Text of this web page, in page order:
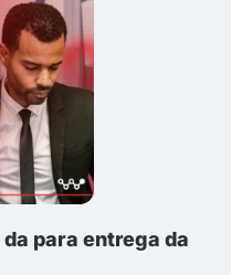
para entrega da